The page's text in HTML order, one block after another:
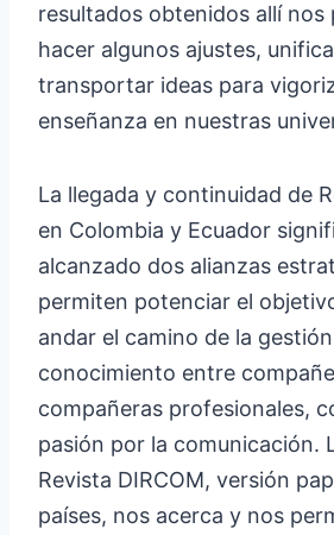
resultados obtenidos allí nos
hacer algunos ajustes,
transportar ideas para
enseñanza en nuestras
La llegada y continuidad de
en Colombia y Ecuador
alcanzado dos alianzas
permiten potenciar el
andar el camino de la
conocimiento entre
compañeras profesionales,
pasión por la comunicación.
Revista DIRCOM, versión
países, nos acerca y nos